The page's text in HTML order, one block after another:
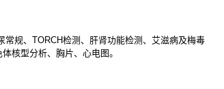
规、TORCH检测、肝肾功能检测、艾滋病及梅毒
核型分析、胸片、心电图。